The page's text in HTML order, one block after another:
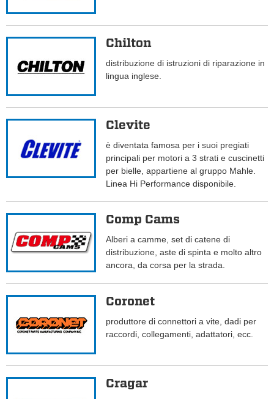
Chilton
distribuzione di istruzioni di riparazione in
lingua inglese.
Clevite
è diventata famosa per i suoi pregiati
principali per motori a 3 strati e cuscinetti
per bielle, appartiene al gruppo Mahle.
Linea Hi Performance disponibile.
Comp Cams
Alberi a camme, set di catene di
distribuzione, aste di spinta e molto altro
ancora, da corsa per la strada.
Coronet
produttore di connettori a vite, dadi per
raccordi, collegamenti, adattatori, ecc.
Cragar